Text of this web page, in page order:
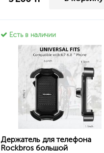
Есть в наличии
Держатель для телефона
Rockbros большой